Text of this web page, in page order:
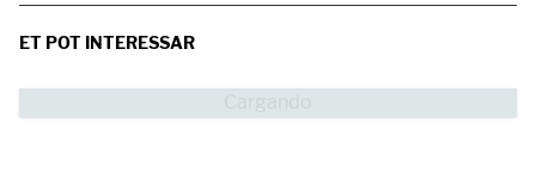
ET POT INTERESSAR